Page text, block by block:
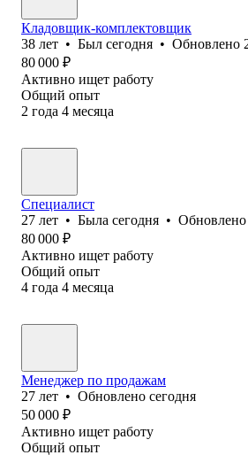
Кладовщик-комплектовщик
38 лет • Был сегодня • Обновлено
80 000 ₽
Активно ищет работу
Общий опыт
2 года 4 месяца
Специалист
27 лет • Была сегодня • Обновлено
80 000 ₽
Активно ищет работу
Общий опыт
4 года 4 месяца
Менеджер по продажам
27 лет • Обновлено сегодня
50 000 ₽
Активно ищет работу
Общий опыт